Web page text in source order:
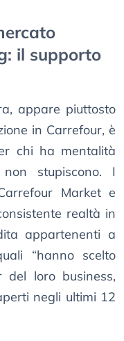
il supporto
appare piuttosto
in Carrefour, è
chi ha mentalità
stupiscono. I
Market e
realtà in
appartenenti a
“hanno scelto
del loro business,
negli ultimi 12